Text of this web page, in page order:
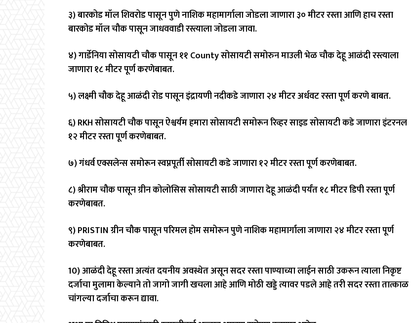
३) बारकोड मॉल शिवरोड पासून पुणे नाशिक महामार्गाला जोडला जाणारा ३० मीटर रस्ता आणि हाच रस्ता
बारकोड मॉल चौक पासून जाधववाडी रस्त्याला जोडला जावा.
४) गार्डेनिया सोसायटी चौक पासून ११ County सोसायटी समोरुन माउली भेळ चौक देहू आळंदी रस्त्याला
जाणारा १८ मीटर पूर्ण करणेबाबत.
५) लक्ष्मी चौक देहू आळंदी रोड पासून इंद्रायणी नदीकडे जाणारा २४ मीटर अर्धवट रस्ता पूर्ण करणे बाबत.
६) RKH सोसायटी चौक पासून ऐश्वर्यम हमारा सोसायटी समोरून रिव्हर साइड सोसायटी कडे जाणारा इंटरनल
१२ मीटर रस्ता पूर्ण करणेबाबत.
७) गंधर्व एक्सलेन्स समोरून स्वप्नपूर्ती सोसायटी कडे जाणारा १२ मीटर रस्ता पूर्ण करणेबाबत.
८) श्रीराम चौक पासून ग्रीन कोलोसिस सोसायटी साठी जाणारा देहू आळंदी पर्यंत १८ मीटर डिपी रस्ता पूर्ण
करणेबाबत.
९) PRISTIN ग्रीन चौक पासून परिमल होम समोरून पुणे नाशिक महामार्गाला जाणारा २४ मीटर रस्ता पूर्ण
करणेबाबत.
10) आळंदी देहू रस्ता अत्यंत दयनीय अवस्थेत असून सदर रस्ता पाण्याच्या लाईन साठी उकरून त्याला निकृष्ट
दर्जाचा मुलामा केल्याने तो जागो जागी खचला आहे आणि मोठी खड्डे त्यावर पडले आहे तरी सदर रस्ता तात्काळ
चांगल्या दर्जाचा करून द्यावा.